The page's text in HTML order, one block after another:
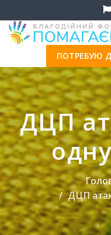
ПОТРЕБУЮ
ДЦП
ДЦП